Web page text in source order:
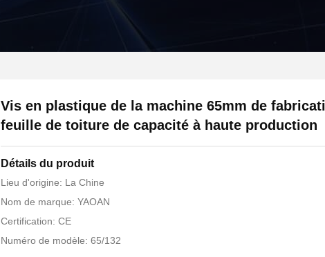
Vis en plastique de la machine 65mm de
feuille de toiture de capacité à haute production
Détails du produit
Lieu d'origine: La Chine
Nom de marque: YAOAN
Certification: CE
Numéro de modèle: 65/132